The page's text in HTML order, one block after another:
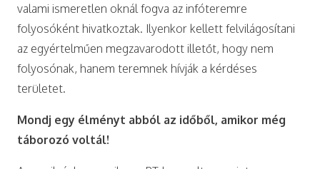
valami ismeretlen oknál fogva az infóteremre
folyosóként hivatkoztak. Ilyenkor kellett felvilágosítani
az egyértelműen megzavarodott illetőt, hogy nem
folyosónak, hanem teremnek hívják a kérdéses
területet.
Mondj egy élményt abból az időből, amikor még
táborozó voltál!